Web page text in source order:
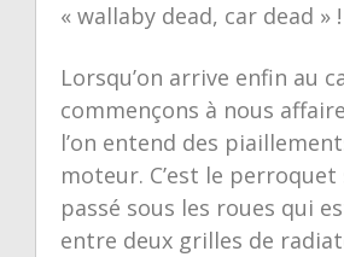
« wallaby dead, car dead » !
Lorsqu’on arrive enfin au
commençons à nous
l’on entend des
moteur. C’est le
passé sous les roues qui
entre deux grilles de